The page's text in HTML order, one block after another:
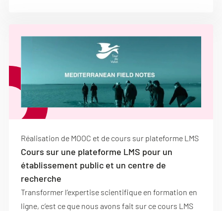
Réalisation de MOOC et de cours sur plateforme LMS
Cours sur une plateforme LMS pour un
établissement public et un centre de
recherche
Transformer l’expertise scientifique en formation en
ligne, c’est ce que nous avons fait sur ce cours LMS